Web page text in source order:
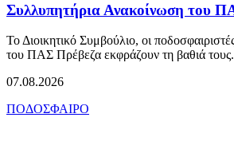
Συλλυπητήρια Ανακοίνωση του
Το Διοικητικό Συμβούλιο, οι
του ΠΑΣ Πρέβεζα εκφράζουν τη βαθιά
07.08.2026
ΠΟΔΟΣΦΑΙΡΟ